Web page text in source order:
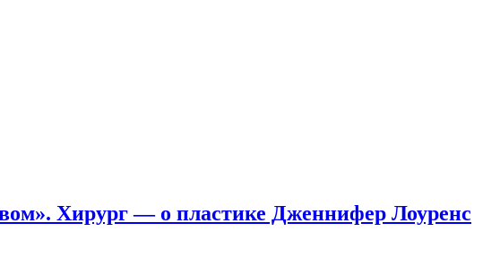
Хирург — о пластике Дженнифер Лоуренс